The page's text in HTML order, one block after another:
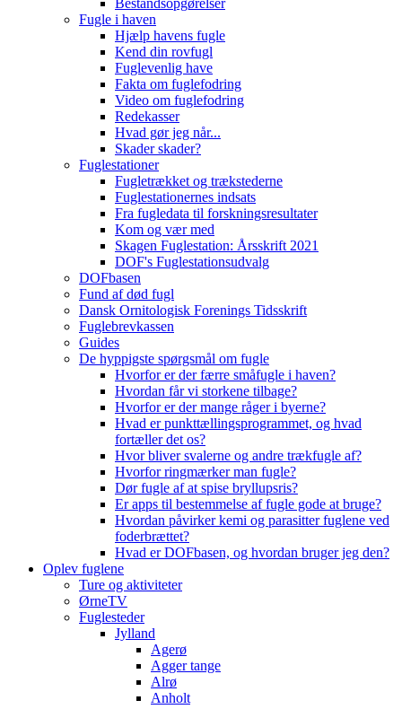
Bestandsopgørelser
Fugle i haven
Hjælp havens fugle
Kend din rovfugl
Fuglevenlig have
Fakta om fuglefodring
Video om fuglefodring
Redekasser
Hvad gør jeg når...
Skader skader?
Fuglestationer
Fugletrækket og trækstederne
Fuglestationernes indsats
Fra fugledata til forskningsresultater
Kom og vær med
Skagen Fuglestation: Årsskrift 2021
DOF's Fuglestationsudvalg
DOFbasen
Fund af død fugl
Dansk Ornitologisk Forenings Tidsskrift
Fuglebrevkassen
Guides
De hyppigste spørgsmål om fugle
Hvorfor er der færre småfugle i haven?
Hvordan får vi storkene tilbage?
Hvorfor er der mange råger i byerne?
Hvad er punkttællingsprogrammet, og hvad
fortæller det os?
Hvor bliver svalerne og andre trækfugle af?
Hvorfor ringmærker man fugle?
Dør fugle af at spise bryllupsris?
Er apps til bestemmelse af fugle gode at bruge?
Hvordan påvirker kemi og parasitter fuglene ved
foderbrættet?
Hvad er DOFbasen, og hvordan bruger jeg den?
Oplev fuglene
Ture og aktiviteter
ØrneTV
Fuglesteder
Jylland
Agerø
Agger tange
Alrø
Anholt